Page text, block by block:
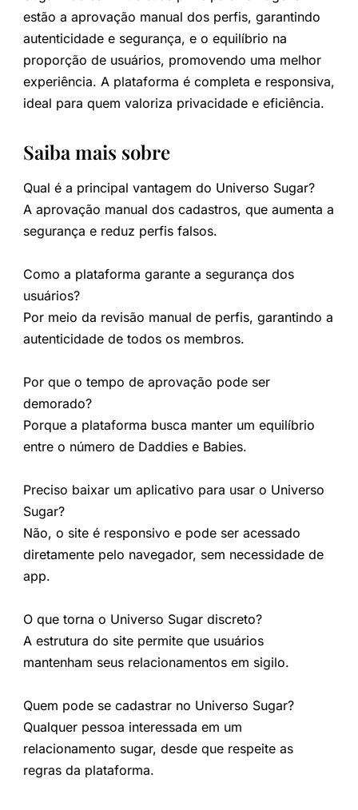
estão a aprovação manual dos perfis, garantindo
autenticidade e segurança, e o equilíbrio na
proporção de usuários, promovendo uma melhor
experiência. A plataforma é completa e responsiva,
ideal para quem valoriza privacidade e eficiência.
Saiba mais sobre
Qual é a principal vantagem do Universo Sugar?
A aprovação manual dos cadastros, que aumenta a
segurança e reduz perfis falsos.
Como a plataforma garante a segurança dos
usuários?
Por meio da revisão manual de perfis, garantindo a
autenticidade de todos os membros.
Por que o tempo de aprovação pode ser
demorado?
Porque a plataforma busca manter um equilíbrio
entre o número de Daddies e Babies.
Preciso baixar um aplicativo para usar o Universo
Sugar?
Não, o site é responsivo e pode ser acessado
diretamente pelo navegador, sem necessidade de
app.
O que torna o Universo Sugar discreto?
A estrutura do site permite que usuários
mantenham seus relacionamentos em sigilo.
Quem pode se cadastrar no Universo Sugar?
Qualquer pessoa interessada em um
relacionamento sugar, desde que respeite as
regras da plataforma.